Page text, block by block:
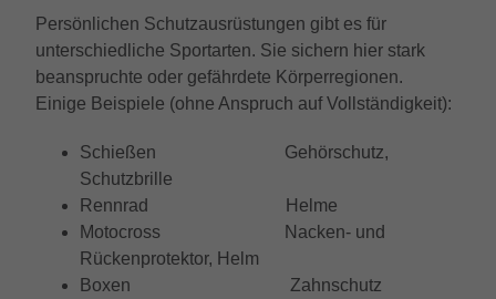
Persönlichen Schutzausrüstungen gibt es für
unterschiedliche Sportarten. Sie sichern hier stark
beanspruchte oder gefährdete Körperregionen.
Einige Beispiele (ohne Anspruch auf Vollständigkeit):
Schießen Gehörschutz,
Schutzbrille
Rennrad Helme
Motocross Nacken- und
Rückenprotektor, Helm
Boxen Zahnschutz
Besucher zu identifizieren.
Name _gid
Anbieter
Laufzeit 1 Tag
Dieses Cookie wird von Google Analytics
installiert. Das Cookie wird verwendet, um
Informationen darüber zu speichern, wie
Zweck
speichert, insbesondere Ihre bevorzugte
Sprache (z. B. Deutsch), wie viele
Suchergebnisse pro Seite angezeigt
werden sollen (z. B. 10 oder 20) und ob
soll.